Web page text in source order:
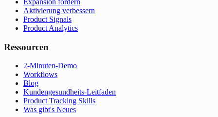
Expansion fördern
Aktivierung verbessern
Product Signals
Product Analytics
Ressourcen
2-Minuten-Demo
Workflows
Blog
Kundengesundheits-Leitfaden
Product Tracking Skills
Was gibt's Neues